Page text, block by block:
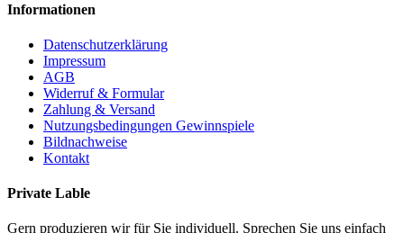
Informationen
Datenschutzerklärung
Impressum
AGB
Widerruf & Formular
Zahlung & Versand
Nutzungsbedingungen Gewinnspiele
Bildnachweise
Kontakt
Private Lable
Gern produzieren wir für Sie individuell. Sprechen Sie uns einfach